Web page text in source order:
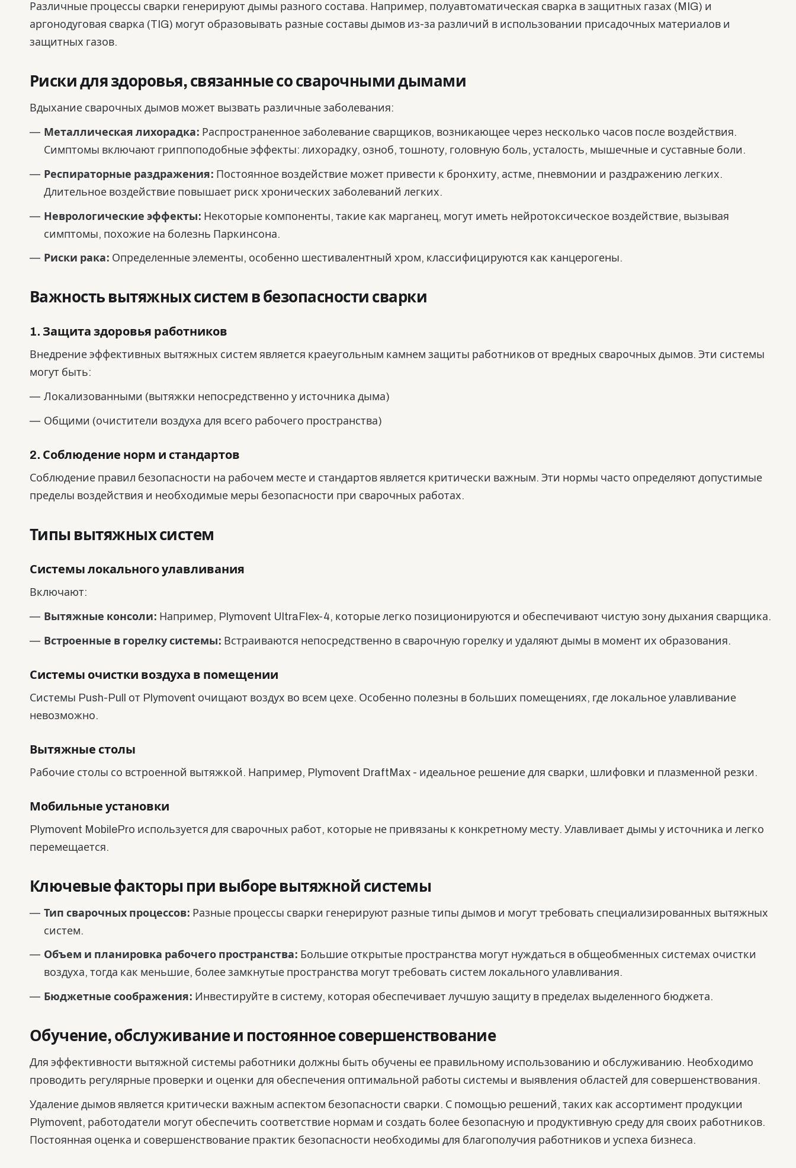
Различные процессы сварки генерируют дымы разного состава. Например, полуавтоматическая сварка в защитных газах (MIG) и
аргонодуговая сварка (TIG) могут образовывать разные составы дымов из-за различий в использовании присадочных материалов и
защитных газов.
Риски для здоровья, связанные со сварочными дымами
Вдыхание сварочных дымов может вызвать различные заболевания:
Металлическая лихорадка: Распространенное заболевание сварщиков, возникающее через несколько часов после воздействия.
Симптомы включают гриппоподобные эффекты: лихорадку, озноб, тошноту, головную боль, усталость, мышечные и суставные боли.
Респираторные раздражения: Постоянное воздействие может привести к бронхиту, астме, пневмонии и раздражению легких.
Длительное воздействие повышает риск хронических заболеваний легких.
Неврологические эффекты: Некоторые компоненты, такие как марганец, могут иметь нейротоксическое воздействие, вызывая
симптомы, похожие на болезнь Паркинсона.
Риски рака: Определенные элементы, особенно шестивалентный хром, классифицируются как канцерогены.
Важность вытяжных систем в безопасности сварки
1. Защита здоровья работников
Внедрение эффективных вытяжных систем является краеугольным камнем защиты работников от вредных сварочных дымов. Эти системы
могут быть:
Локализованными (вытяжки непосредственно у источника дыма)
Общими (очистители воздуха для всего рабочего пространства)
2. Соблюдение норм и стандартов
Соблюдение правил безопасности на рабочем месте и стандартов является критически важным. Эти нормы часто определяют допустимые
пределы воздействия и необходимые меры безопасности при сварочных работах.
Типы вытяжных систем
Системы локального улавливания
Включают:
Вытяжные консоли: Например, Plymovent UltraFlex-4, которые легко позиционируются и обеспечивают чистую зону дыхания сварщика.
Встроенные в горелку системы: Встраиваются непосредственно в сварочную горелку и удаляют дымы в момент их образования.
Системы очистки воздуха в помещении
Системы Push-Pull от Plymovent очищают воздух во всем цехе. Особенно полезны в больших помещениях, где локальное улавливание
невозможно.
Вытяжные столы
Рабочие столы со встроенной вытяжкой. Например, Plymovent DraftMax - идеальное решение для сварки, шлифовки и плазменной резки.
Мобильные установки
Plymovent MobilePro используется для сварочных работ, которые не привязаны к конкретному месту. Улавливает дымы у источника и легко
перемещается.
Ключевые факторы при выборе вытяжной системы
Тип сварочных процессов: Разные процессы сварки генерируют разные типы дымов и могут требовать специализированных вытяжных
систем.
Объем и планировка рабочего пространства: Большие открытые пространства могут нуждаться в общеобменных системах очистки
воздуха, тогда как меньшие, более замкнутые пространства могут требовать систем локального улавливания.
Бюджетные соображения: Инвестируйте в систему, которая обеспечивает лучшую защиту в пределах выделенного бюджета.
Обучение, обслуживание и постоянное совершенствование
Для эффективности вытяжной системы работники должны быть обучены ее правильному использованию и обслуживанию. Необходимо
проводить регулярные проверки и оценки для обеспечения оптимальной работы системы и выявления областей для совершенствования.
Удаление дымов является критически важным аспектом безопасности сварки. С помощью решений, таких как ассортимент продукции
Plymovent, работодатели могут обеспечить соответствие нормам и создать более безопасную и продуктивную среду для своих работников.
Постоянная оценка и совершенствование практик безопасности необходимы для благополучия работников и успеха бизнеса.